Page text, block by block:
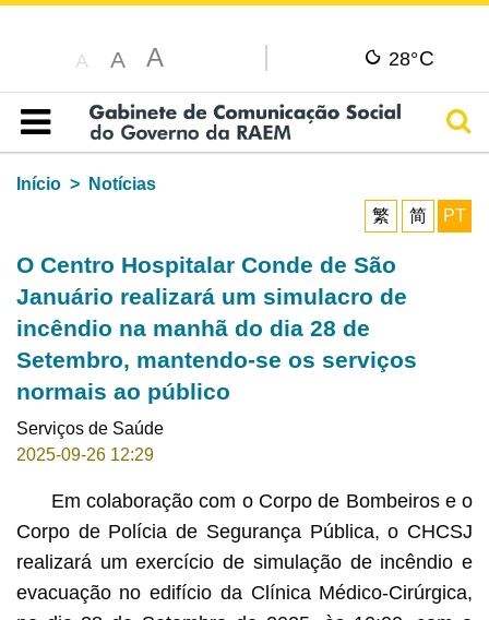
A A A 28°C
Índice
Início
Notícias
繁
简 PT
O Centro Hospitalar Conde de São
Januário realizará um simulacro de
incêndio na manhã do dia 28 de
Setembro, mantendo-se os serviços
normais ao público
Serviços de Saúde
2025-09-26 12:29
Em colaboração com o Corpo de Bombeiros e o
Corpo de Polícia de Segurança Pública, o CHCSJ
realizará um exercício de simulação de incêndio e
evacuação no edifício da Clínica Médico-Cirúrgica,